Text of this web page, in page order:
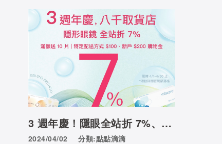
3 週年慶！隱眼全站折 7%、滿額送 10 片、宅配/超商送 $100
2024/04/02
分類:點點滴滴